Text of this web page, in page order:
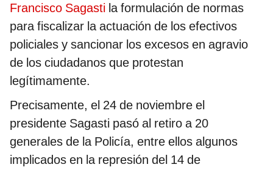
Francisco Sagasti la formulación de normas
para fiscalizar la actuación de los efectivos
policiales y sancionar los excesos en agravio
de los ciudadanos que protestan
legítimamente.
Precisamente, el 24 de noviembre el
presidente Sagasti pasó al retiro a 20
generales de la Policía, entre ellos algunos
implicados en la represión del 14 de